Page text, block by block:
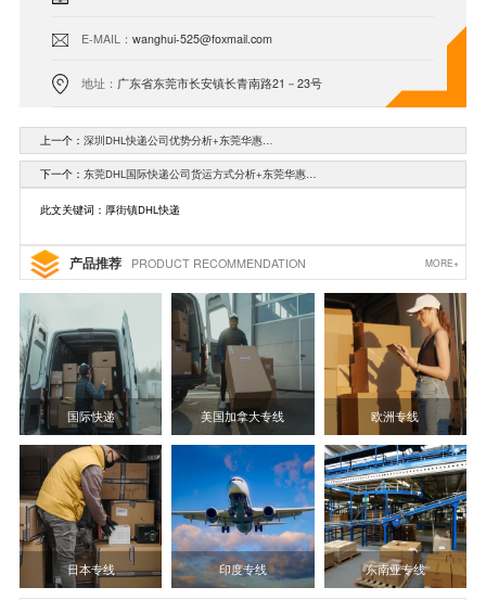
E-MAIL：wanghui-525@foxmail.com
地址： 广东省东莞市长安镇长青南路21－23号
上一个： 深圳DHL快递公司优势分析+东莞华惠…
下一个： 东莞DHL国际快递公司货运方式分析+东莞华惠…
此文关键词：厚街镇DHL快递
产品推荐 PRODUCT RECOMMENDATION MORE+
国际快递 美国加拿大专线 欧洲专线
日本专线 印度专线 东南亚专线